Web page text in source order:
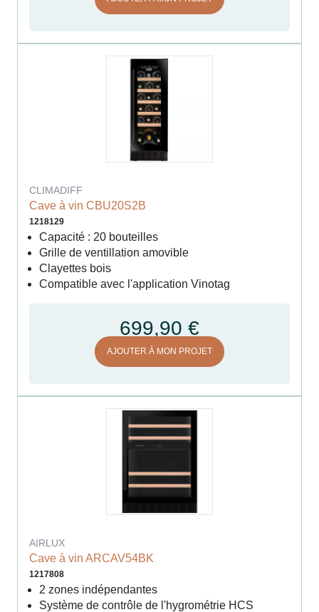
CLIMADIFF
Cave à vin CBU20S2B
1218129
Capacité : 20 bouteilles
Grille de ventillation amovible
Clayettes bois
Compatible avec l'application Vinotag
699,90 €
AJOUTER À MON PROJET
AIRLUX
Cave à vin ARCAV54BK
1217808
2 zones indépendantes
Système de contrôle de l'hygrométrie HCS